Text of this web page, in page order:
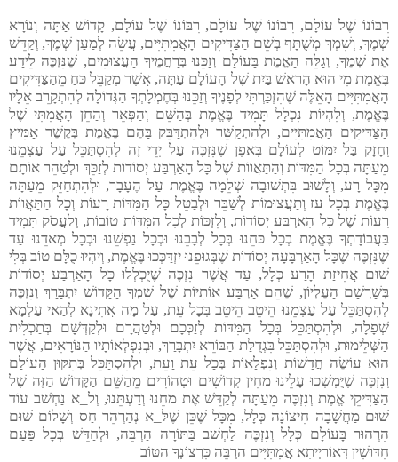
רִבּוֹנוֹ שֶׁל עוֹלָם, רִבּוֹנוֹ שֶׁל עוֹלָם, רִבּוֹנוֹ שֶׁל עוֹלָם, קָדוֹשׁ אַתָּה וְנוֹרָא
שְׁמֶךָ, וְשִׁמְךָ מְשֻׁתָּף בְּשֵׁם הַצַּדִּיקִים הָאֲמִתִּיִּים, עֲשֵׂה לְמַעַן שְׁמֶךָ, וְקַדֵּשׁ
אֶת שְׁמֶךָ, וְגַלֵּה הָאֱמֶת בָּעוֹלָם וְזַכֵּנוּ בְּרַחֲמֶיךָ הָעֲצוּמִים, שֶׁנִּזְכֶּה לֵידַע
בֶּאֱמֶת מִי הוּא הָראשׁ בַּיִת שֶׁל הָעוֹלָם עַתָּה, אֲשֶׁר מְקַבֵּל כּחַ מֵהַצַּדִּיקִים
הָאֲמִתִּיִּים הָאֵלֶּה שֶׁהִזְכַּרְתִּי לְפָנֶיךָ וְזַכֵּנוּ בְּחֶמְלָתְךָ הַגְּדוֹלָה לְהִתְקָרֵב אֵלָיו
בֶּאֱמֶת, וְלִהְיוֹת נִכְלָל תָּמִיד בֶּאֱמֶת בְּהַשֵּׁם וְהַפְּאֵר וְהַחֵן הָאֲמִתִּי שֶׁל
הַצַּדִּיקִים הָאֲמִתִּיִּים, וּלְהִתְקַשֵּׁר וּלְהִתְדַּבֵּק בָּהֶם בֶּאֱמֶת בְּקֶשֶׁר אַמִּיץ
וְחָזָק בַּל יִמּוֹט לְעוֹלָם בְּאפֶן שֶׁנִּזְכֶּה עַל יְדֵי זֶה לְהִסְתַּכֵּל עַל עַצְמֵנוּ
מֵעַתָּה בְּכָל הַמִּדּוֹת וְהַתַּאֲווֹת שֶׁל כָּל הָאַרְבַּע יְסוֹדוֹת לְזַכֵּךְ וּלְטַהֵר אוֹתָם
מִכָּל רָע, וְלָשׁוּב בִּתְשׁוּבָה שְׁלֵמָה בֶּאֱמֶת עַל הֶעָבָר, וּלְהִתְחַזֵּק מֵעַתָּה
בֶּאֱמֶת בְּכָל עז וְתַעֲצוּמוֹת לְשַׁבֵּר וּלְבַטֵּל כָּל הַמִּדּוֹת רָעוֹת וְכָל הַתַּאֲווֹת
רָעוֹת שֶׁל כָּל הָאַרְבַּע יְסוֹדוֹת, וְלִזְכּוֹת לְכָל הַמִּדּוֹת טוֹבוֹת, וְלַעֲסֹק תָּמִיד
בַּעֲבוֹדָתְךָ בֶּאֱמֶת בְכָל כּחֵנוּ בְּכָל לְבָבֵנוּ וּבְכָל נַפְשֵׁנוּ וּבְכָל מְאדֵנוּ עַד
שֶׁנִּזְכֶּה שֶׁכָּל הָאַרְבָּעָה יְסוֹדוֹת שֶׁבְּגוּפֵנוּ יִזְדַּכְּכוּ בֶּאֱמֶת, וְיִהְיוּ כֻלָּם טוֹב בְּלִי
שׁוּם אֲחִיזַת הָרַע כְּלָל, עַד אֲשֶׁר נִזְכֶּה שֶׁיֻּכְלְלוּ כָּל הָאַרְבַּע יְסוֹדוֹת
בְּשָׁרְשָׁם הָעֶלְיוֹן, שֶׁהֵם אַרְבַּע אוֹתִיּוֹת שֶׁל שִׁמְךָ הַקָּדוֹשׁ יִתְבָּרַךְ וְנִזְכֶּה
לְהִסְתַּכֵּל עַל עַצְמֵנוּ הֵיטֵב הֵיטֵב בְּכָל עֵת, עַל מָה אֲתִינָא לְהַאי עַלְמָא
שְׁפָלָה, וּלְהִסְתַּכֵּל בְּכָל הַמִּדּוֹת לְזַכְּכָם וּלְטַהֲרָם וּלְקַדְּשָׁם בְּתַכְלִית
הַשְּׁלֵימוּת, וּלְהִסְתַּכֵּל בִּגְדֻלַּת הַבּוֹרֵא יִתְבָּרַךְ, וּבְנִפְלְאוֹתָיו הַנּוֹרָאִים, אֲשֶׁר
הוּא עוֹשֶׂה חֲדָשׁוֹת וְנִפְלָאוֹת בְּכָל עֵת וָעֵת, וּלְהִסְתַּכֵּל בְּתִקּוּן הָעוֹלָם
וְנִזְכֶּה שֶׁיֻּמְשְׁכוּ עָלֵינוּ מחִין קְדוֹשִׁים וּטְהוֹרִים מֵהַשֵּׁם הַקָּדוֹשׁ הַזֶּה שֶׁל
הַצַּדִּיקֵי אֱמֶת וְנִזְכֶּה מֵעַתָּה לְקַדֵּשׁ אֶת מחֵנוּ וְדַעְתֵּנוּ, וְל_א נַחְשׁב עוֹד
שׁוּם מַחֲשָׁבָה חִיצוֹנָה כְּלָל, מִכָּל שֶׁכֵּן שֶׁלּ_א נְהַרְהֵר חַס וְשָׁלוֹם שׁוּם
הִרְהוּר בָּעוֹלָם כְּלָל וְנִזְכֶּה לַחְשׁב בַּתּוֹרָה הַרְבֵּה, וּלְחַדֵּשׁ בְּכָל פַּעַם
חִדּוּשִׁין דְּאוֹרַיְיתָא אֲמִתִּיִּים הַרְבֵּה כִּרְצוֹנְךָ הַטּוֹב